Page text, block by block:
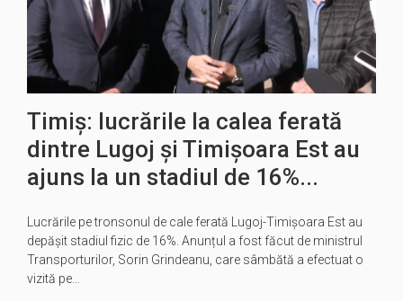
Timiș: lucrările la calea ferată
dintre Lugoj și Timișoara Est au
ajuns la un stadiul de 16%...
Lucrările pe tronsonul de cale ferată Lugoj-Timișoara Est au
depășit stadiul fizic de 16%. Anunțul a fost făcut de ministrul
Transporturilor, Sorin Grindeanu, care sâmbătă a efectuat o
vizită pe…